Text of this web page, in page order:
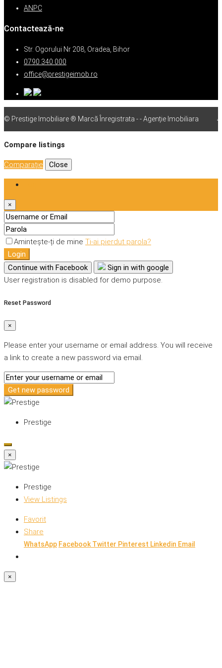
ANPC
Contactează-ne
Str. Ogorului Nr 208, Oradea, Bihor
0790 340 000
office@prestigeimob.ro
© Prestige Imobiliare ® Marcă Înregistrata - - Agenție Imobiliara
Compare listings
Comparaţie Close
×
Amintește-ți de mine Ti-ai pierdut parola?
Login
Continue with Facebook
Sign in with google
User registration is disabled for demo purpose.
Reset Password
×
Please enter your username or email address. You will receive
a link to create a new password via email.
Get new password
Prestige
×
Prestige
View Listings
Favorit
Share
WhatsApp Facebook Twitter Pinterest Linkedin Email
×